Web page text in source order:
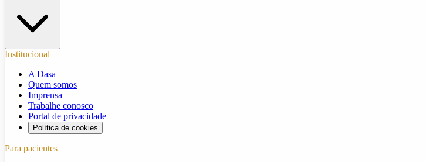
Institucional
A Dasa
Quem somos
Imprensa
Trabalhe conosco
Portal de privacidade
Política de cookies
Para pacientes